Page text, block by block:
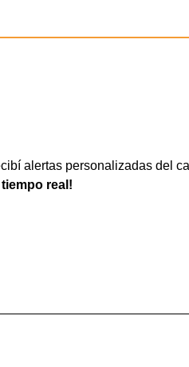
alertas personalizadas del
real!